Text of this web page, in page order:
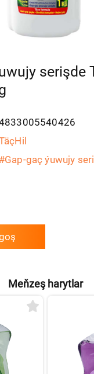
serişde
#Gap-gaç ýuwujy
Meňzeş harytlar